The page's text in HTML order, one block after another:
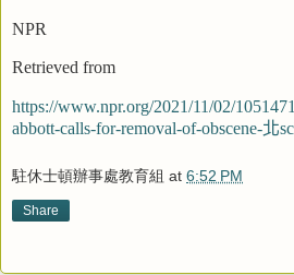
NPR
Retrieved from
https://www.npr.org/2021/11/02/
abbott-calls-for-removal-of-obscene-北
駐休士頓辦事處教育組 at 6:52 PM
Share